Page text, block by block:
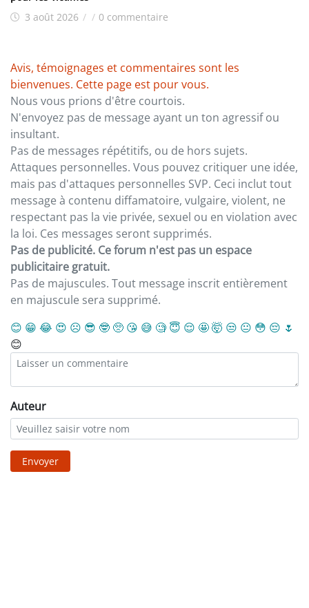
3 août 2026 / / 0 commentaire
Avis, témoignages et commentaires sont les
bienvenues. Cette page est pour vous.
Nous vous prions d'être courtois.
N'envoyez pas de message ayant un ton agressif ou
insultant.
Pas de messages répétitifs, ou de hors sujets.
Attaques personnelles. Vous pouvez critiquer une idée,
mais pas d'attaques personnelles SVP. Ceci inclut tout
message à contenu diffamatoire, vulgaire, violent, ne
respectant pas la vie privée, sexuel ou en violation avec
la loi. Ces messages seront supprimés.
Pas de publicité. Ce forum n'est pas un espace
publicitaire gratuit.
Pas de majuscules. Tout message inscrit entièrement
en majuscule sera supprimé.
😊 😁 😂 😍 ☹️ 😎 🤓 🥺 😘 😅 🧐 😇 😌 🤩🤯 😒 😐 😳 😔 🌷
😊
Auteur
Envoyer